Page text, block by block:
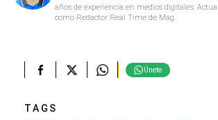
años de experiencia en medios digitales.
como Redactor Real Time de Mag.
Únete
TAGS